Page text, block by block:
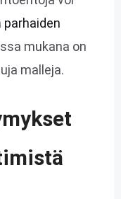
parhaiden
mukana on
malleja.